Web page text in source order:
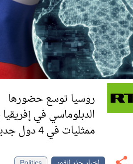
روسيا توسع حضورها
الدبلوماسي في إفريقيا
ممثليات في 4 دول جديدة